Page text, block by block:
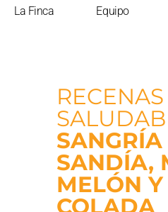
La Finca Equipo
RECENAS
SANGRÍA
SANDÍA,
MELÓN
COLADA